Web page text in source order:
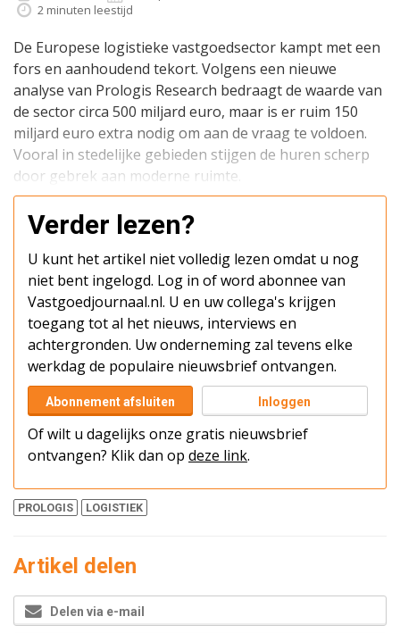
2 minuten leestijd
De Europese logistieke vastgoedsector kampt met een
fors en aanhoudend tekort. Volgens een nieuwe
analyse van Prologis Research bedraagt de waarde van
de sector circa 500 miljard euro, maar is er ruim 150
miljard euro extra nodig om aan de vraag te voldoen.
Vooral in stedelijke gebieden stijgen de huren scherp
door gebrek aan moderne ruimte.
Verder lezen?
U kunt het artikel niet volledig lezen omdat u nog
niet bent ingelogd. Log in of word abonnee van
Vastgoedjournaal.nl. U en uw collega's krijgen
toegang tot al het nieuws, interviews en
achtergronden. Uw onderneming zal tevens elke
werkdag de populaire nieuwsbrief ontvangen.
Abonnement afsluiten Inloggen
Of wilt u dagelijks onze gratis nieuwsbrief
ontvangen? Klik dan op deze link.
PROLOGIS LOGISTIEK
Artikel delen
Delen via e-mail